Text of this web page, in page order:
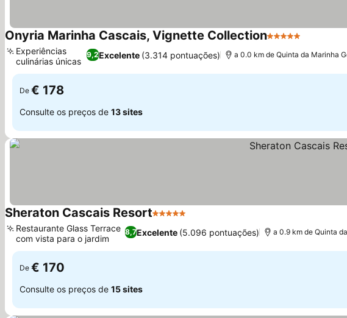
Onyria Marinha Cascais, Vignette Collection5 Estrelas
9,2Excelente (3.314 pontuações)
Experiências
culinárias únicas
a 0.0 km de Quinta da Marinha
De € 178
Consulte os preços de 13 sites
Sheraton Cascais Resort5 Estrelas
8,7Excelente (5.096 pontuações)
Restaurante Glass Terrace
com vista para o jardim
a 0.9 km de Quinta
De € 170
Consulte os preços de 15 sites